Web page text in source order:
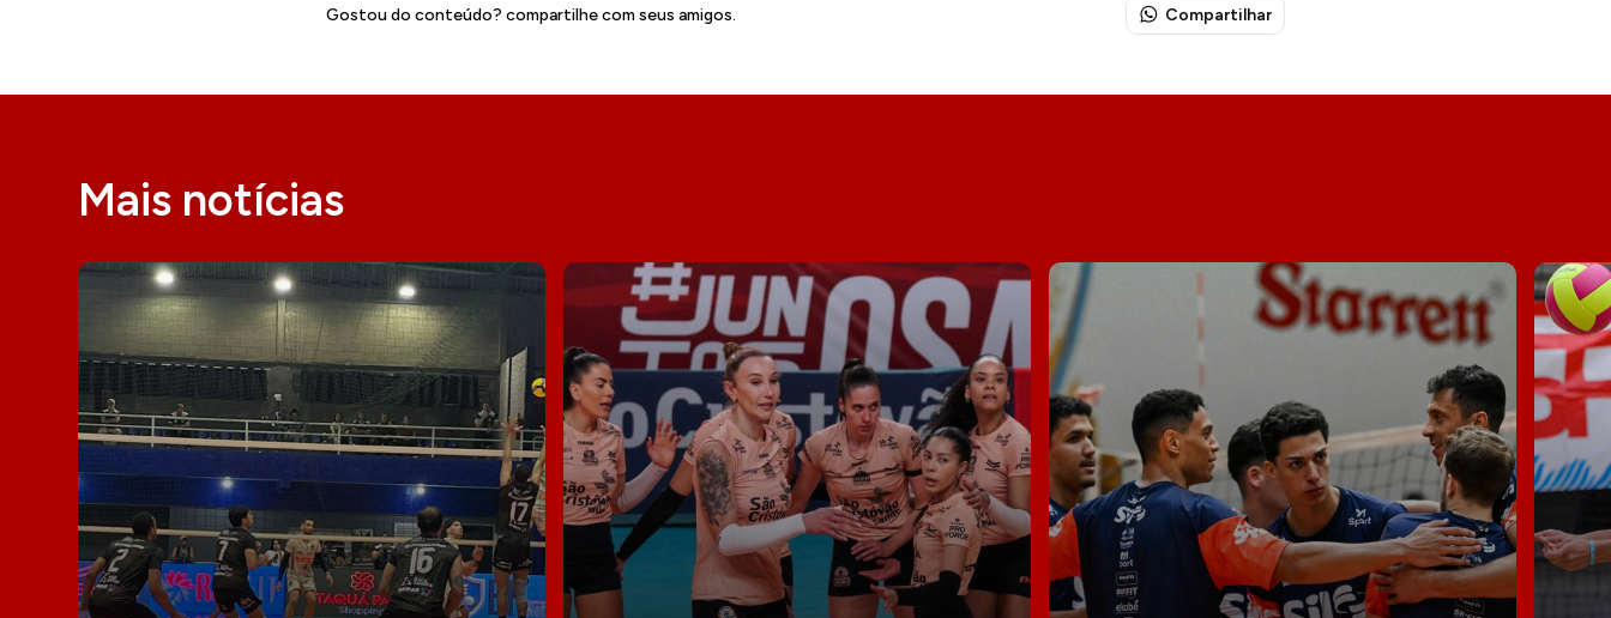
Gostou do conteúdo? compartilhe com seus amigos. Compartilhar
Mais notícias